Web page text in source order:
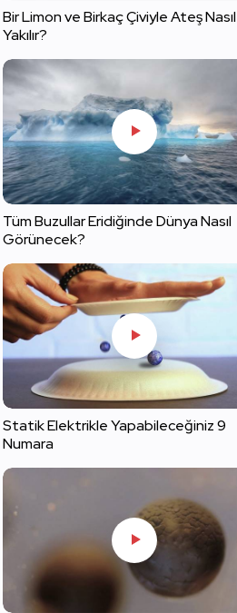
Bir Limon ve Birkaç Çiviyle Ateş Nasıl
Yakılır?
Tüm Buzullar Eridiğinde Dünya Nasıl
Görünecek?
Statik Elektrikle Yapabileceğiniz 9
Numara